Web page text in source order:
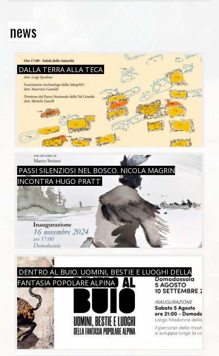
news
DALLA TERRA ALLA TECA
SAB, 26/07/2025
PASSI SILENZIOSI NEL BOSCO. NICOLA MAGRIN
INCONTRA HUGO PRATT
SAB, 16/11/2024
DENTRO AL BUIO. UOMINI, BESTIE E LUOGHI DELLA
FANTASIA POPOLARE ALPINA